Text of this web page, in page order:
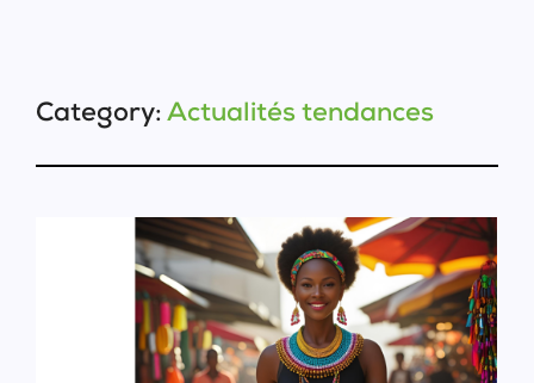
Category: Actualités tendances